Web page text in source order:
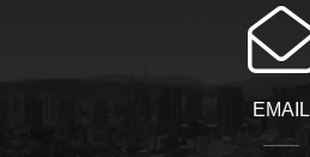
EMAIL